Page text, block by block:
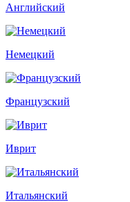
Английский
Немецкий
Французский
Иврит
Итальянский